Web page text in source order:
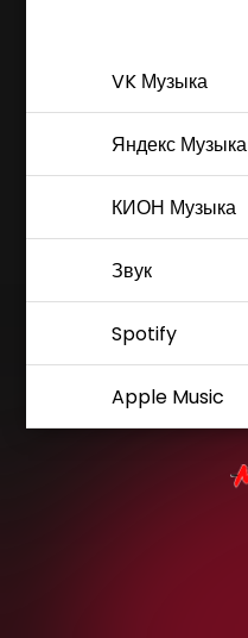
VK Музыка
Яндекс Музыка
КИОН Музыка
Звук
Spotify
Apple Music